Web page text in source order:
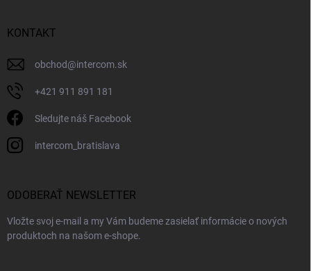
KONTAKT
obchod@intercom.sk
+421 911 891 181
Sledujte náš Facebook
intercom_bratislava
ODOBERAŤ NEWSLETTER
Vložte svoj e-mail a my Vám budeme zasielať informácie o nových
produktoch na našom e-shope.